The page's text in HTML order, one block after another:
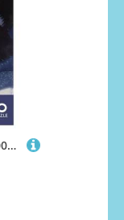
Tibetischer Mastiff Puzzle 1000 Teile Schwer Puzzle Spielzeug Pädagogisches Spiel Impossible Herausforderungsspielzeug Für Erwachsene Und Kinder Ab 14 Jahren 70x50cm/1000pcs